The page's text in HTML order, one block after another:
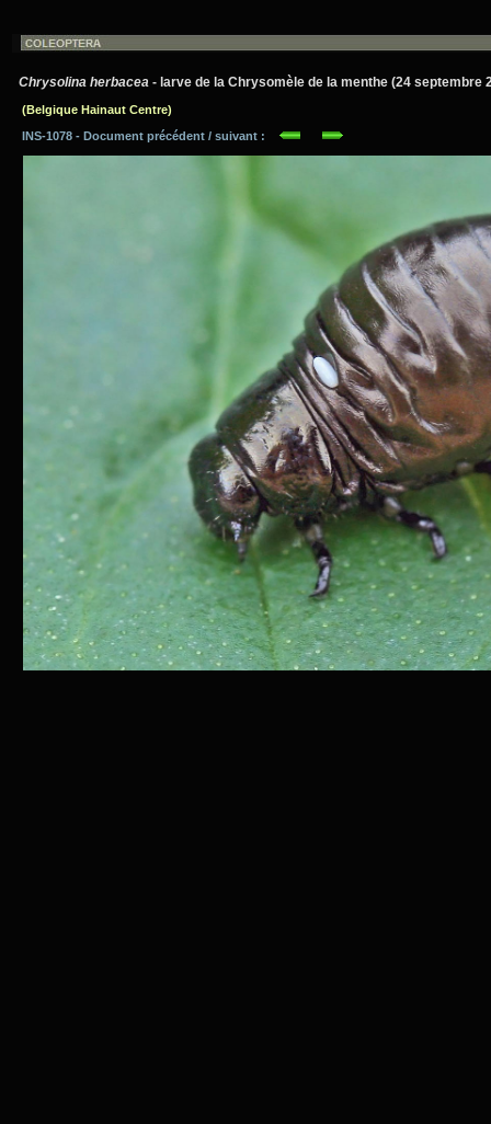
Chrysolina herbacea - larve de la Chrysomèle de la menthe (24 septembre
(Belgique Hainaut Centre)
INS-1078 - Document précédent / suivant :